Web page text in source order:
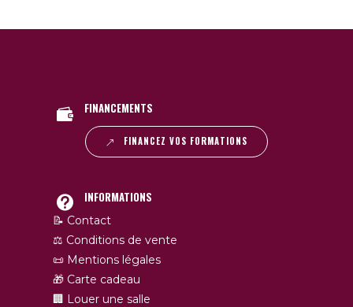
FINANCEMENTS
FINANCEZ VOS FORMATIONS
INFORMATIONS
📝 Contact
⚖️ Conditions de vente
📜 Mentions légales
🎁 Carte cadeau
🏢 Louer une salle